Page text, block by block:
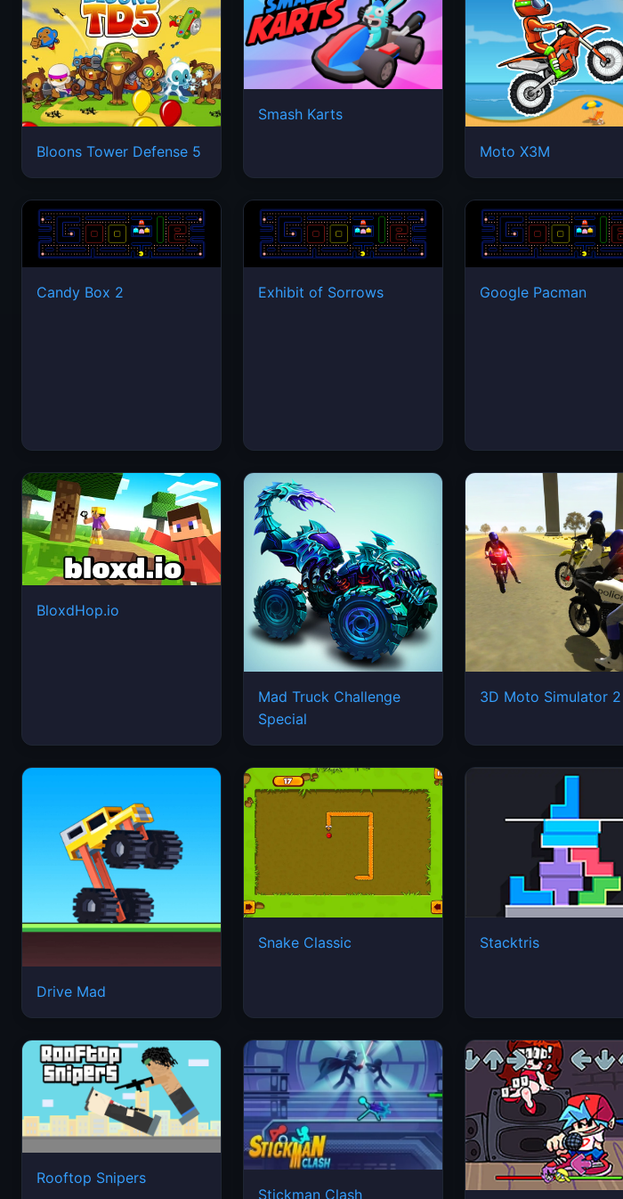
Bloons Tower Defense 5
Smash Karts
Moto X3M
Candy Box 2 Exhibit of Sorrows Google Pacman
BloxdHop.io
Mad Truck Challenge
Special
3D Moto Simulator 2
Drive Mad
Snake Classic Stacktris
Rooftop Snipers
Stickman Clash